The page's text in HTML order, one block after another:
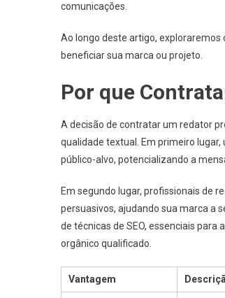
comunicações.
Ao longo deste artigo, exploraremos
beneficiar sua marca ou projeto.
Por que
A decisão de contratar um redator
qualidade textual. Em primeiro
público-alvo, potencializando a
Em segundo lugar, profissionais de
persuasivos, ajudando sua marca a
de técnicas de SEO, essenciais
orgânico qualificado.
Vantagem